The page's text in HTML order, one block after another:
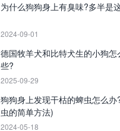
为什么狗狗身上有臭味?多半是
2024-09-01
德国牧羊犬和比特犬生的小狗
些?
2025-09-29
狗狗身上发现干枯的蜱虫怎么
虫的简单方法)
2024-05-18